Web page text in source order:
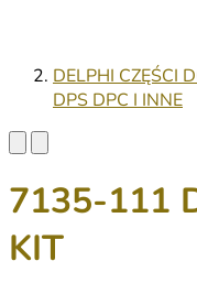
DELPHI CZĘŚCI
DPS DPC I INNE
7135-111
KIT